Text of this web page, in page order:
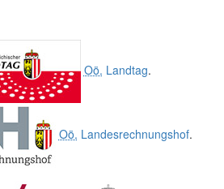
Oö. Landtag.
Oö. Landesrechnungshof.